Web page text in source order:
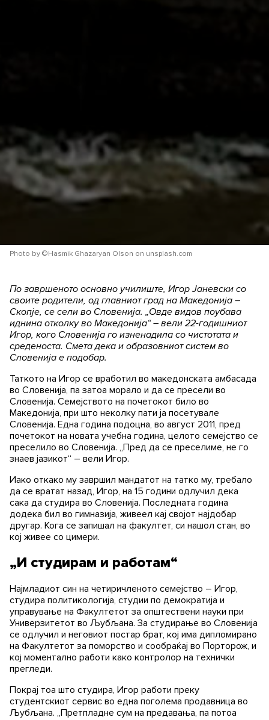
Photo by ©Hasmik Ghazaryan Olson on unsplash.com
По завршеното основно училиште, Игор Јаневски со
своите родители, од главниот град на Македонија –
Скопје, се сели во Словенија. „Овде видов поубава
иднина отколку во Македонија“ – вели 22-годишниот
Игор, кого Словенија го изненадила со чистотата и
среденоста. Смета дека и образовниот систем во
Словенија е подобар.
Таткото на Игор се вработил во македонската амбасада
во Словенија, па затоа морало и да се пресели во
Словенија. Семејството на почетокот било во
Македонија, при што неколку пати ја посетувале
Словенија. Една година подоцна, во август 2011, пред
почетокот на новата учебна година, целото семејство се
преселило во Словенија. „Пред да се преселиме, не го
знаев јазикот“ – вели Игор.
Иако откако му завршил мандатот на татко му, требало
да се вратат назад, Игор, на 15 години одлучил дека
сака да студира во Словенија. Последната година
додека бил во гимназија, живеел кај својот најдобар
другар. Кога се запишал на факултет, си нашол стан, во
кој живее со цимери.
„И студирам и работам“
Најмладиот син на четиричленото семејство – Игор,
студира политикологија, студии по демократија и
управување на Факултетот за општествени науки при
Универзитетот во Љубљана. За студирање во Словенија
се одлучил и неговиот постар брат, кој има дипломирано
на Факултетот за поморство и сообраќај во Порторож, и
кој моментално работи како контролор на технички
прегледи.
Покрај тоа што студира, Игор работи преку
студентскиот сервис во една поголема продавница во
Љубљана. „Претпладне сум на предавања, па потоа
Се согласувам со обработка на моите лични
податоци